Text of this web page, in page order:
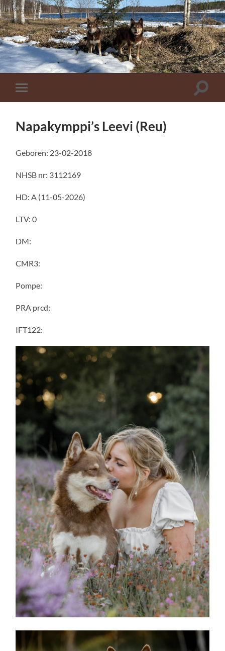
Toggle
mobiel
Toggle
Napakymppi’s Leevi (Reu)
Geboren: 23-02-2018
NHSB nr: 3112169
HD: A (11-05-2026)
LTV: 0
DM:
CMR3:
Pompe:
PRA prcd:
IFT122: